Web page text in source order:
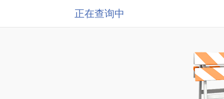
正在查询中